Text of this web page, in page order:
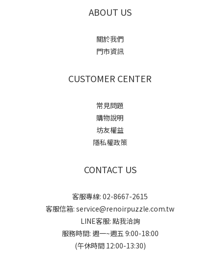
ABOUT US
關於我們
門市資訊
CUSTOMER CENTER
常見問題
購物說明
坊友權益
隱私權政策
CONTACT US
客服專線: 02-8667-2615
客服信箱: service@renoirpuzzle.com.tw
LINE客服: 點我洽詢
服務時間: 週一~週五 9:00-18:00
(午休時間 12:00-13:30)